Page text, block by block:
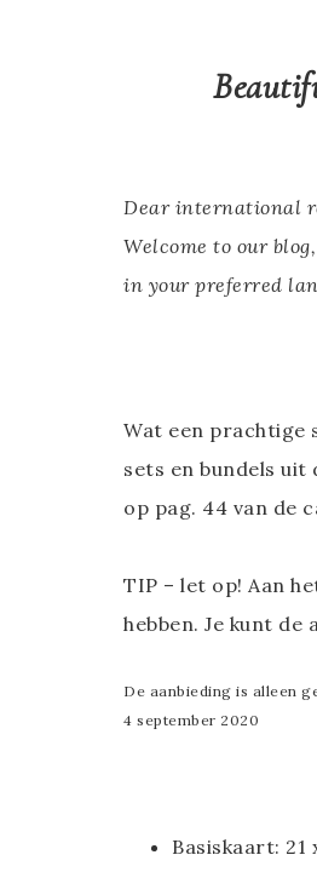
Dear international
Welcome to our
in your preferred
Wat een prachtige
sets en bundels
op pag. 44 van de
TIP – let op! Aan
hebben. Je kunt de
De aanbieding is alleen
4 september 2020
Basiskaart: 21